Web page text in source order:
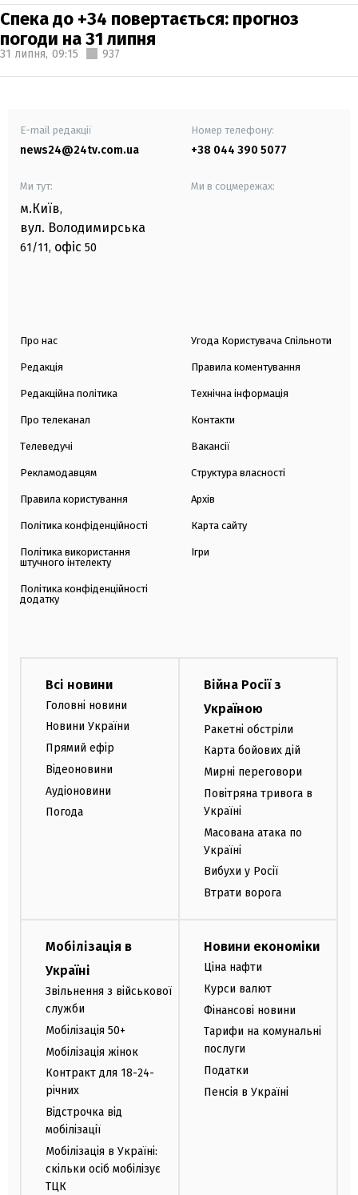
Спека до +34 повертається: прогноз
погоди на 31 липня
31 липня, 09:15 937
E-mail редакції
news24@24tv.com.ua
Номер телефону:
+38 044 390 5077
Ми тут:
м.Київ,
вул. Володимирська
61/11, офіс 50
Ми в соцмережах:
Про нас
Редакція
Редакційна політика
Про телеканал
Телеведучі
Рекламодавцям
Правила користування
Політика конфіденційності
Політика використання
штучного інтелекту
Політика конфіденційності
додатку
Угода Користувача Спільноти
Правила коментування
Технічна інформація
Контакти
Вакансії
Структура власності
Архів
Карта сайту
Ігри
Всі новини
Головні новини
Новини України
Прямий ефір
Відеоновини
Аудіоновини
Погода
Війна Росії з
Україною
Ракетні обстріли
Карта бойових дій
Мирні переговори
Повітряна тривога в
Україні
Масована атака по
Україні
Вибухи у Росії
Втрати ворога
Мобілізація в
Україні
Звільнення з військової
служби
Мобілізація 50+
Мобілізація жінок
Контракт для 18-24-
річних
Відстрочка від
мобілізації
Мобілізація в Україні:
скільки осіб мобілізує
ТЦК
Новини економіки
Ціна нафти
Курси валют
Фінансові новини
Тарифи на комунальні
послуги
Податки
Пенсія в Україні